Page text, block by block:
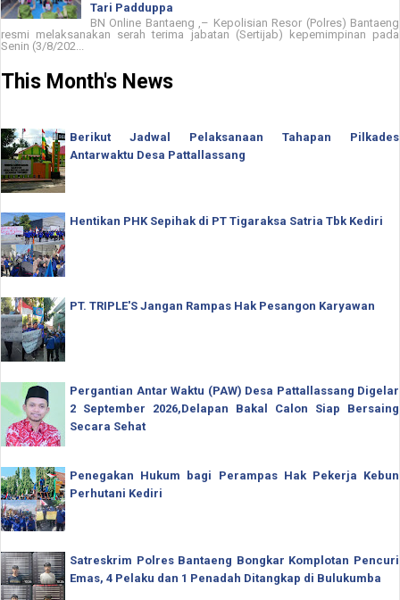
Tari Padduppa
BN Online Bantaeng ,– Kepolisian Resor (Polres) Bantaeng
resmi melaksanakan serah terima jabatan (Sertijab) kepemimpinan pada
Senin (3/8/202...
This Month's News
Berikut Jadwal Pelaksanaan Tahapan Pilkades
Antarwaktu Desa Pattallassang
Hentikan PHK Sepihak di PT Tigaraksa Satria Tbk Kediri
PT. TRIPLE'S Jangan Rampas Hak Pesangon Karyawan
Pergantian Antar Waktu (PAW) Desa Pattallassang Digelar
2 September 2026,Delapan Bakal Calon Siap Bersaing
Secara Sehat
Penegakan Hukum bagi Perampas Hak Pekerja Kebun
Perhutani Kediri
Satreskrim Polres Bantaeng Bongkar Komplotan Pencuri
Emas, 4 Pelaku dan 1 Penadah Ditangkap di Bulukumba